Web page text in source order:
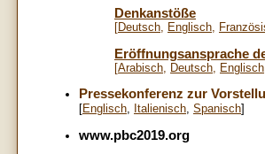
Denkanstöße
[Deutsch, Englisch,
Eröffnungsansprache
[Arabisch Deutsch Englisch
Pressekonferenz zur
[Englisch, Italienisch, Spanisch]
www.pbc2019.org